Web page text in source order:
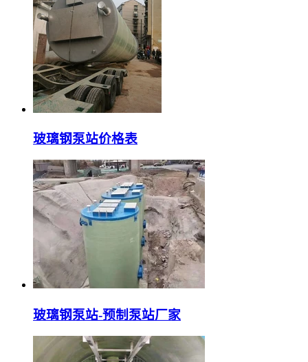
玻璃钢泵站价格表
玻璃钢泵站-预制泵站厂家